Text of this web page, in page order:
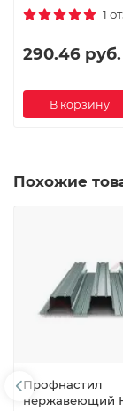
1
290.46 руб.
В корзину
Похожие
Профнастил
нержавеющий